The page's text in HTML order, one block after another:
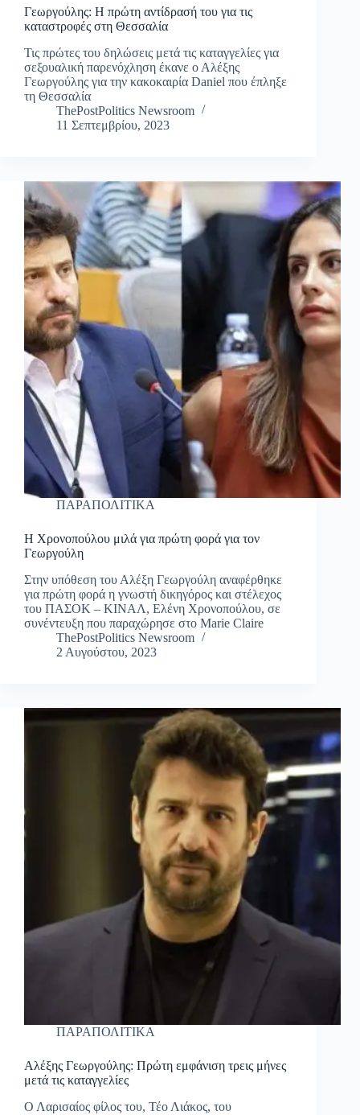
Γεωργούλης: Η πρώτη αντίδρασή του για τις
καταστροφές στη Θεσσαλία
Τις πρώτες του δηλώσεις μετά τις καταγγελίες για
σεξουαλική παρενόχληση έκανε ο Αλέξης
Γεωργούλης για την κακοκαιρία Daniel που έπληξε
τη Θεσσαλία
ThePostPolitics Newsroom
11 Σεπτεμβρίου, 2023
ΠΑΡΑΠΟΛΙΤΙΚΑ
Η Χρονοπούλου μιλά για πρώτη φορά για τον
Γεωργούλη
Στην υπόθεση του Αλέξη Γεωργούλη αναφέρθηκε
για πρώτη φορά η γνωστή δικηγόρος και στέλεχος
του ΠΑΣΟΚ – ΚΙΝΑΛ, Ελένη Χρονοπούλου, σε
συνέντευξη που παραχώρησε στο Marie Claire
ThePostPolitics Newsroom
2 Αυγούστου, 2023
ΠΑΡΑΠΟΛΙΤΙΚΑ
Αλέξης Γεωργούλης: Πρώτη εμφάνιση τρεις μήνες
μετά τις καταγγελίες
Ο Λαρισαίος φίλος του, Τέο Λιάκος, του